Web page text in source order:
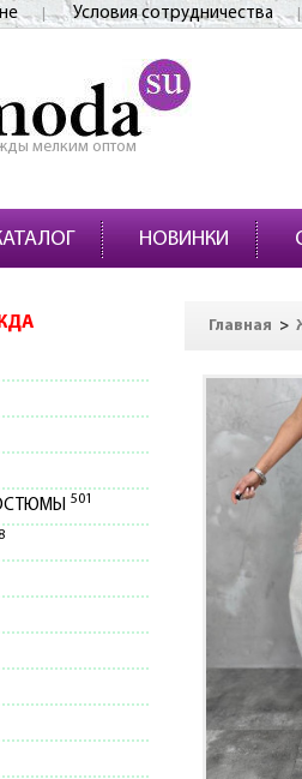
Условия сотрудничества
мелким оптом
НОВИНКИ
501
Главная >